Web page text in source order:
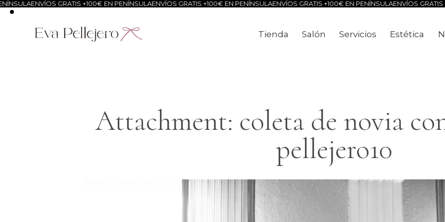
ENVÍOS GRATIS +100€ EN PENÍNSULAENVÍOS GRATIS +100€ EN PENÍNSULAENVÍOS GRATIS +100€ EN PENÍNSULAENVÍOS GRATIS
Tienda Salón Servicios Estética
Attachment: coleta de novia
pellejero10